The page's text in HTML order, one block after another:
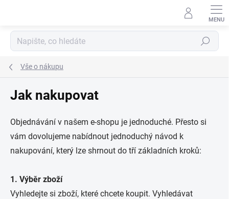
Hledat
Vše o nákupu
Jak nakupovat
Objednávání v našem e-shopu je jednoduché. Přesto si
vám dovolujeme nabídnout jednoduchý návod k
nakupování, který lze shrnout do tří základních kroků:
1. Výběr zboží
Vyhledejte si zboží, které chcete koupit. Vyhledávat